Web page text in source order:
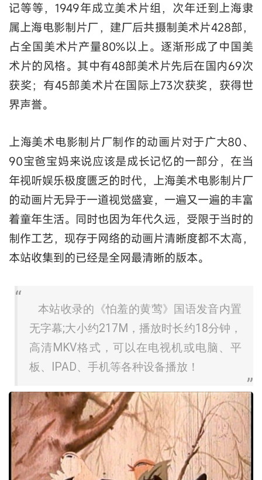
记等等，1949年成立美术片组，次年迁到上海隶
属上海电影制片厂，建厂后共摄制美术片428部，
占全国美术片产量80%以上。逐渐形成了中国美
术片的风格。其中有48部美术片先后在国内69次
获奖；有45部美术片在国际上73次获奖，获得世
界声誉。
上海美术电影制片厂制作的动画片对于广大80、
90宝爸宝妈来说应该是成长记忆的一部分，在当
年视听娱乐极度匮乏的时代，上海美术电影制片厂
的动画片无异于一道视觉盛宴，一遍又一遍的丰富
着童年生活。同时也因为年代久远，受限于当时的
制作工艺，现存于网络的动画片清晰度都不太高，
本站收集到的已经是全网最清晰的版本。
本站收录的《怕羞的黄莺》国语发音内置
无字幕;大小约217M，播放时长约18分钟，
高清MKV格式，可以在电视机或电脑、平
板、IPAD、手机等各种设备播放！